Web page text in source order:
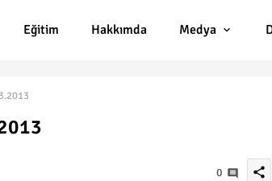
Eğitim Hakkımda Medya
0 share